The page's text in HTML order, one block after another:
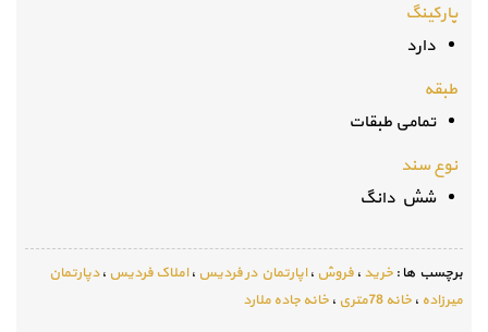
پارکینگ
دارد
طبقه
تمامی طبقات
نوع سند
شش دانگ
برچسب ها :خرید ،فروش ،اپارتمان در فردیس ،املاک فردیس ،دپارتمان
میرزاده ،خانه 78متری ،خانه جاده ملارد